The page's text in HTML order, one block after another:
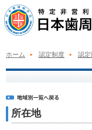
ホーム 認定制度 認定
所在地